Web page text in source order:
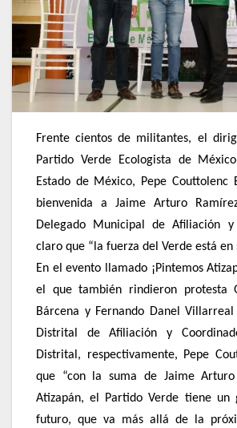
Frente cientos de militantes, el
Partido Verde Ecologista de
Estado de México, Pepe Couttolenc
bienvenida a Jaime Arturo
Delegado Municipal de Afiliación
claro que “la fuerza del Verde está en
En el evento llamado ¡Pintemos
el que también rindieron protesta
Bárcena y Fernando Danel
Distrital de Afiliación y
Distrital, respectivamente, Pepe
que “con la suma de Jaime
Atizapán, el Partido Verde tiene un
futuro, que va más allá de la